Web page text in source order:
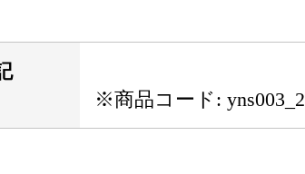
※商品コード: yns003_2